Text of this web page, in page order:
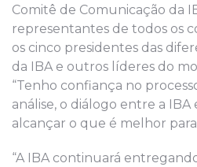
Comitê de Comunicação da
representantes de todos os
os cinco presidentes das
da IBA e outros líderes do
“Tenho confiança no
análise, o diálogo entre a IBA
alcançar o que é melhor para
“A IBA continuará